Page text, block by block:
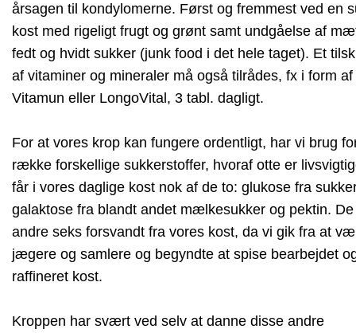
årsagen til kondylomerne. Først og fremmest ved en
kost med rigeligt frugt og grønt samt undgåelse af
fedt og hvidt sukker (junk food i det hele taget). Et
af vitaminer og mineraler må også tilrådes, fx i form af
Vitamun eller LongoVital, 3 tabl. dagligt.
For at vores krop kan fungere ordentligt, har vi brug
række forskellige sukkerstoffer, hvoraf otte er
får i vores daglige kost nok af de to: glukose fra
galaktose fra blandt andet mælkesukker og pektin. De
andre seks forsvandt fra vores kost, da vi gik fra at
jægere og samlere og begyndte at spise bearbejdet
raffineret kost.
Kroppen har svært ved selv at danne disse andre